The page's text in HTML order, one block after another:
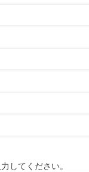
してください。